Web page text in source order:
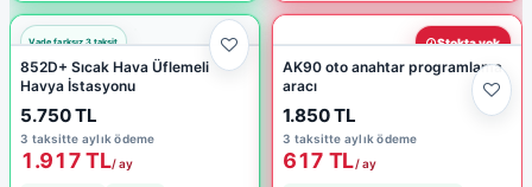
852D+ Sıcak Hava Üflemeli
Havya İstasyonu
5.750 TL
3 taksitte aylık ödeme
1.917 TL/ ay
Stokta yok
AK90 oto anahtar programlama
aracı
1.850 TL
3 taksitte aylık ödeme
617 TL/ ay